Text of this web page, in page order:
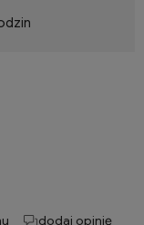
dodaj opinię